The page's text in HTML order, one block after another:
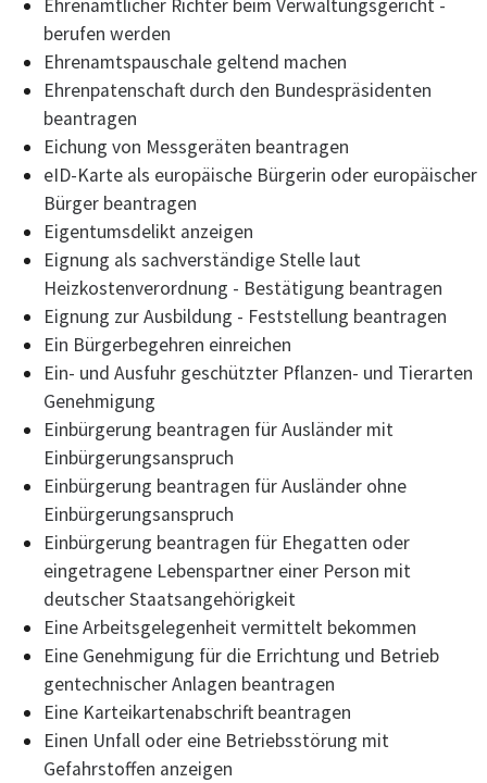
Ehrenamtlicher Richter beim Verwaltungsgericht -
berufen werden
Ehrenamtspauschale geltend machen
Ehrenpatenschaft durch den Bundespräsidenten
beantragen
Eichung von Messgeräten beantragen
eID-Karte als europäische Bürgerin oder europäischer
Bürger beantragen
Eigentumsdelikt anzeigen
Eignung als sachverständige Stelle laut
Heizkostenverordnung - Bestätigung beantragen
Eignung zur Ausbildung - Feststellung beantragen
Ein Bürgerbegehren einreichen
Ein- und Ausfuhr geschützter Pflanzen- und Tierarten
Genehmigung
Einbürgerung beantragen für Ausländer mit
Einbürgerungsanspruch
Einbürgerung beantragen für Ausländer ohne
Einbürgerungsanspruch
Einbürgerung beantragen für Ehegatten oder
eingetragene Lebenspartner einer Person mit
deutscher Staatsangehörigkeit
Eine Arbeitsgelegenheit vermittelt bekommen
Eine Genehmigung für die Errichtung und Betrieb
gentechnischer Anlagen beantragen
Eine Karteikartenabschrift beantragen
Einen Unfall oder eine Betriebsstörung mit
Gefahrstoffen anzeigen